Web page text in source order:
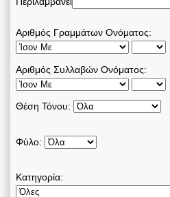
Αριθμός Γραμμάτων Ονόματος:
Αριθμός Συλλαβών Ονόματος:
Θέση Τόνου:
Φύλο:
Κατηγορία: